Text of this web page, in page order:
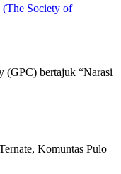
(GPC) bertajuk “Narasi
Komuntas Pulo